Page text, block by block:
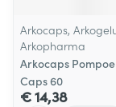
Arkocaps,
Arkopharma
Arkocaps
Caps 60
€ 14,38